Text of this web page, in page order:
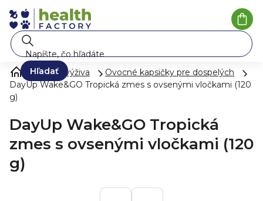
Prejsť
na
obsah
Hľadať
Zdravá výživa
Ovocné kapsičky pre dospelých
DayUp Wake&GO Tropická zmes s ovsenými vločkami (120
g)
DayUp Wake&GO Tropická
zmes s ovsenými vločkami (120
g)